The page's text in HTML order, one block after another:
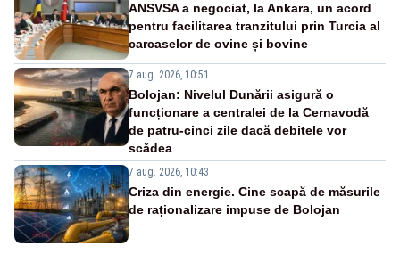
ANSVSA a negociat, la Ankara, un acord
pentru facilitarea tranzitului prin Turcia al
carcaselor de ovine și bovine
7 aug. 2026, 10:51
Bolojan: Nivelul Dunării asigură o
funcționare a centralei de la Cernavodă
de patru-cinci zile dacă debitele vor
scădea
7 aug. 2026, 10:43
Criza din energie. Cine scapă de măsurile
de raționalizare impuse de Bolojan